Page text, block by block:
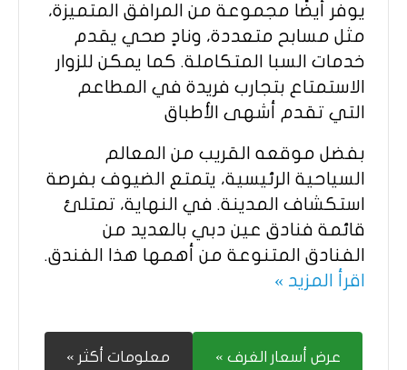
يوفر أيضًا مجموعة من المرافق المتميزة،
مثل مسابح متعددة، ونادٍ صحي يقدم
خدمات السبا المتكاملة. كما يمكن للزوار
الاستمتاع بتجارب فريدة في المطاعم
التي تقدم أشهى الأطباق
بفضل موقعه القريب من المعالم
السياحية الرئيسية، يتمتع الضيوف بفرصة
استكشاف المدينة. في النهاية، تمتلئ
قائمة فنادق عين دبي بالعديد من
الفنادق المتنوعة من أهمها هذا الفندق.
اقرأ المزيد »
عرض أسعار الغرف » معلومات أكثر »